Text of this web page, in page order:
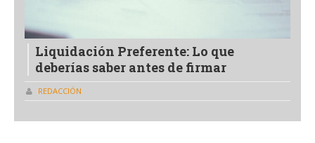
Liquidación Preferente: Lo que
deberías saber antes de firmar
REDACCIÓN